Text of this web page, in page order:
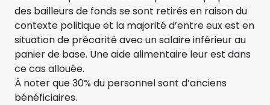
des bailleurs de fonds se sont retirés en raison du
contexte politique et la majorité d’entre eux est en
situation de précarité avec un salaire inférieur au
panier de base. Une aide alimentaire leur est dans
ce cas allouée.
À noter que 30% du personnel sont d’anciens
bénéficiaires.